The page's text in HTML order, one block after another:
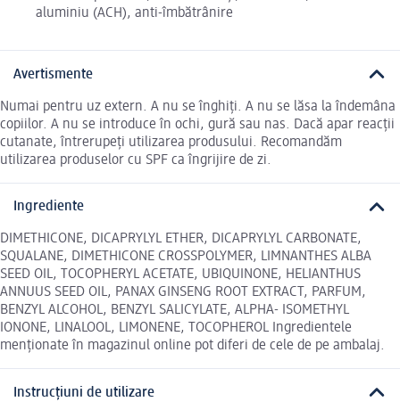
aluminiu (ACH), anti-îmbătrânire
Avertismente
Numai pentru uz extern. A nu se înghiți. A nu se lăsa la îndemâna
copiilor. A nu se introduce în ochi, gură sau nas. Dacă apar reacții
cutanate, întrerupeți utilizarea produsului. Recomandăm
utilizarea produselor cu SPF ca îngrijire de zi.
Ingrediente
DIMETHICONE, DICAPRYLYL ETHER, DICAPRYLYL CARBONATE,
SQUALANE, DIMETHICONE CROSSPOLYMER, LIMNANTHES ALBA
SEED OIL, TOCOPHERYL ACETATE, UBIQUINONE, HELIANTHUS
ANNUUS SEED OIL, PANAX GINSENG ROOT EXTRACT, PARFUM,
BENZYL ALCOHOL, BENZYL SALICYLATE, ALPHA- ISOMETHYL
IONONE, LINALOOL, LIMONENE, TOCOPHEROL Ingredientele
menționate în magazinul online pot diferi de cele de pe ambalaj.
Instrucțiuni de utilizare